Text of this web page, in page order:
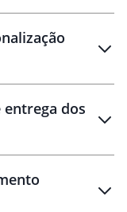
brinde
entrega dos